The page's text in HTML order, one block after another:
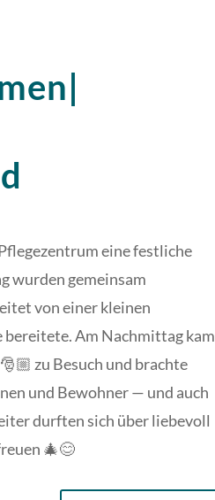
eine festliche
wurden gemeinsam
von einer kleinen
bereitete. Am Nachmittag kam
zu Besuch und brachte
und Bewohner — und auch
durften sich über liebevoll
🎄😊